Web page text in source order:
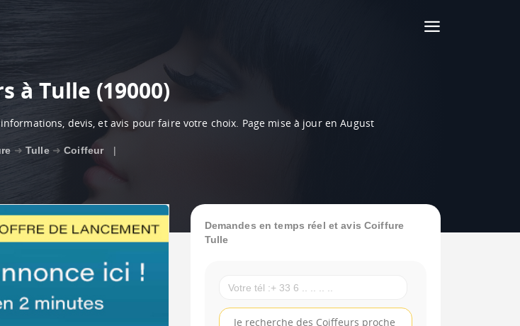
à Tulle (19000)
devis, et avis pour faire votre choix. Page mise à jour en August
➜ Tulle ➜Coiffeur |
Demandes en temps réel et avis Coiffure
Tulle